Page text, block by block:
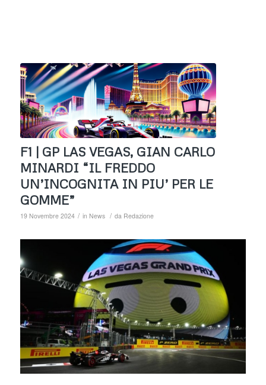
F1 | GP LAS VEGAS, GIAN CARLO
MINARDI “IL FREDDO
UN’INCOGNITA IN PIU’ PER LE
GOMME”
19 Novembre 2024 / in News / da Redazione